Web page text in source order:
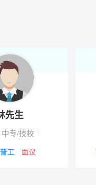
先生
中专/技校
工 面议